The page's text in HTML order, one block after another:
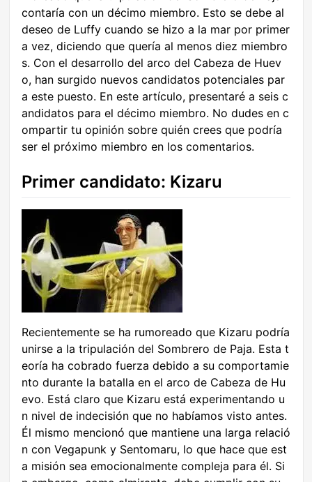
contaría con un décimo miembro. Esto se debe al
deseo de Luffy cuando se hizo a la mar por primer
a vez, diciendo que quería al menos diez miembro
s. Con el desarrollo del arco del Cabeza de Huev
o, han surgido nuevos candidatos potenciales par
a este puesto. En este artículo, presentaré a seis c
andidatos para el décimo miembro. No dudes en c
ompartir tu opinión sobre quién crees que podría
ser el próximo miembro en los comentarios.
Primer candidato: Kizaru
Recientemente se ha rumoreado que Kizaru podría
unirse a la tripulación del Sombrero de Paja. Esta t
eoría ha cobrado fuerza debido a su comportamie
nto durante la batalla en el arco de Cabeza de Hu
evo. Está claro que Kizaru está experimentando u
n nivel de indecisión que no habíamos visto antes.
Él mismo mencionó que mantiene una larga relació
n con Vegapunk y Sentomaru, lo que hace que est
a misión sea emocionalmente compleja para él. Si